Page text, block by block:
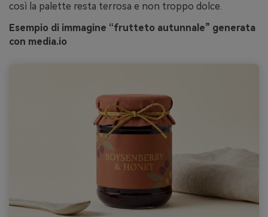
così la palette resta terrosa e non troppo dolce.
Esempio di immagine “frutteto autunnale” generata
con media.io